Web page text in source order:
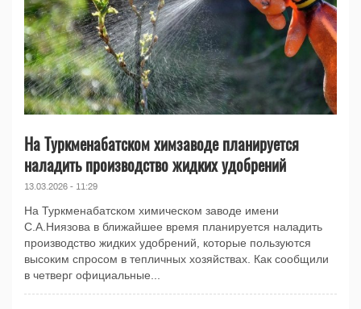
На Туркменабатском химзаводе планируется
наладить производство жидких удобрений
13.03.2026 - 11:29
На Туркменабатском химическом заводе имени
С.А.Ниязова в ближайшее время планируется наладить
производство жидких удобрений, которые пользуются
высоким спросом в тепличных хозяйствах. Как сообщили
в четверг официальные...